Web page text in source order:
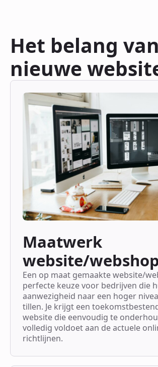
Het belang
nieuwe
Maatwerk
website/
Een op maat gemaakte website/
perfecte keuze voor bedrijven die
aanwezigheid naar een hoger
tillen. Je krijgt een
website die eenvoudig te
volledig voldoet aan de actuele
richtlijnen.